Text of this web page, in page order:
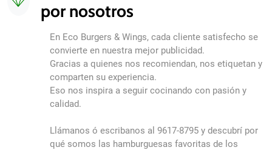
por nosotros
En Eco Burgers & Wings, cada cliente satisfecho se
convierte en nuestra mejor publicidad.
Gracias a quienes nos recomiendan, nos etiquetan y
comparten su experiencia.
Eso nos inspira a seguir cocinando con pasión y
calidad.
Llámanos ó escribanos al 9617-8795 y descubrí por
qué somos las hamburguesas favoritas de los